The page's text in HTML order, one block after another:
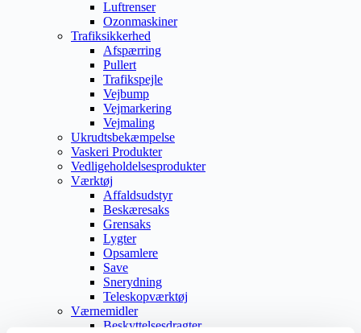
Luftrenser
Ozonmaskiner
Trafiksikkerhed
Afspærring
Pullert
Trafikspejle
Vejbump
Vejmarkering
Vejmaling
Ukrudtsbekæmpelse
Vaskeri Produkter
Vedligeholdelsesprodukter
Værktøj
Affaldsudstyr
Beskæresaks
Grensaks
Lygter
Opsamlere
Save
Snerydning
Teleskopværktøj
Værnemidler
Beskyttelsesdragter